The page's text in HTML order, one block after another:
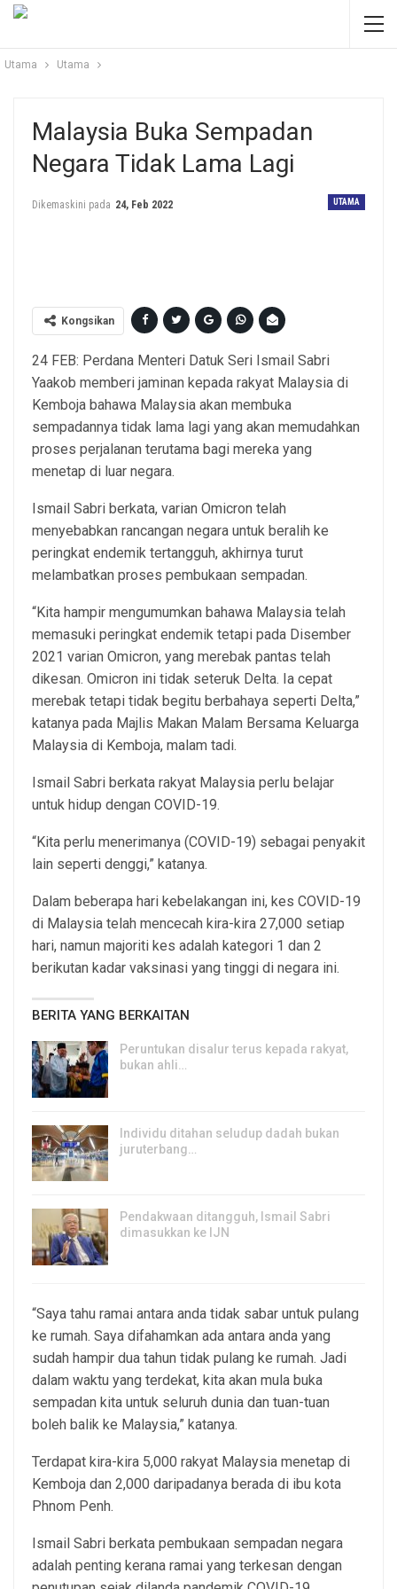
Utama Utama
Malaysia Buka Sempadan
Negara Tidak Lama Lagi
UTAMA
Dikemaskini pada 24, Feb 2022
Kongsikan
24 FEB: Perdana Menteri Datuk Seri Ismail Sabri
Yaakob memberi jaminan kepada rakyat Malaysia di
Kemboja bahawa Malaysia akan membuka
sempadannya tidak lama lagi yang akan memudahkan
proses perjalanan terutama bagi mereka yang
menetap di luar negara.
Ismail Sabri berkata, varian Omicron telah
menyebabkan rancangan negara untuk beralih ke
peringkat endemik tertangguh, akhirnya turut
melambatkan proses pembukaan sempadan.
“Kita hampir mengumumkan bahawa Malaysia telah
memasuki peringkat endemik tetapi pada Disember
2021 varian Omicron, yang merebak pantas telah
dikesan. Omicron ini tidak seteruk Delta. Ia cepat
merebak tetapi tidak begitu berbahaya seperti Delta,”
katanya pada Majlis Makan Malam Bersama Keluarga
Malaysia di Kemboja, malam tadi.
Ismail Sabri berkata rakyat Malaysia perlu belajar
untuk hidup dengan COVID-19.
“Kita perlu menerimanya (COVID-19) sebagai penyakit
lain seperti denggi,” katanya.
Dalam beberapa hari kebelakangan ini, kes COVID-19
di Malaysia telah mencecah kira-kira 27,000 setiap
hari, namun majoriti kes adalah kategori 1 dan 2
berikutan kadar vaksinasi yang tinggi di negara ini.
BERITA YANG BERKAITAN
Peruntukan disalur terus kepada rakyat,
bukan ahli…
Individu ditahan seludup dadah bukan
juruterbang…
Pendakwaan ditangguh, Ismail Sabri
dimasukkan ke IJN
“Saya tahu ramai antara anda tidak sabar untuk pulang
ke rumah. Saya difahamkan ada antara anda yang
sudah hampir dua tahun tidak pulang ke rumah. Jadi
dalam waktu yang terdekat, kita akan mula buka
sempadan kita untuk seluruh dunia dan tuan-tuan
boleh balik ke Malaysia,” katanya.
Terdapat kira-kira 5,000 rakyat Malaysia menetap di
Kemboja dan 2,000 daripadanya berada di ibu kota
Phnom Penh.
Ismail Sabri berkata pembukaan sempadan negara
adalah penting kerana ramai yang terkesan dengan